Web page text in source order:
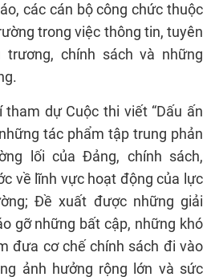
các cán bộ công chức thuộc
trong việc thông tin, tuyên
chính sách và những
dự Cuộc thi viết “Dấu ấn
tác phẩm tập trung phản
lối của Đảng, chính sách,
về lĩnh vực hoạt động của lực
Đề xuất được những giải
gỡ những bất cập, những khó
đưa cơ chế chính sách đi vào
ảnh hưởng rộng lớn và sức